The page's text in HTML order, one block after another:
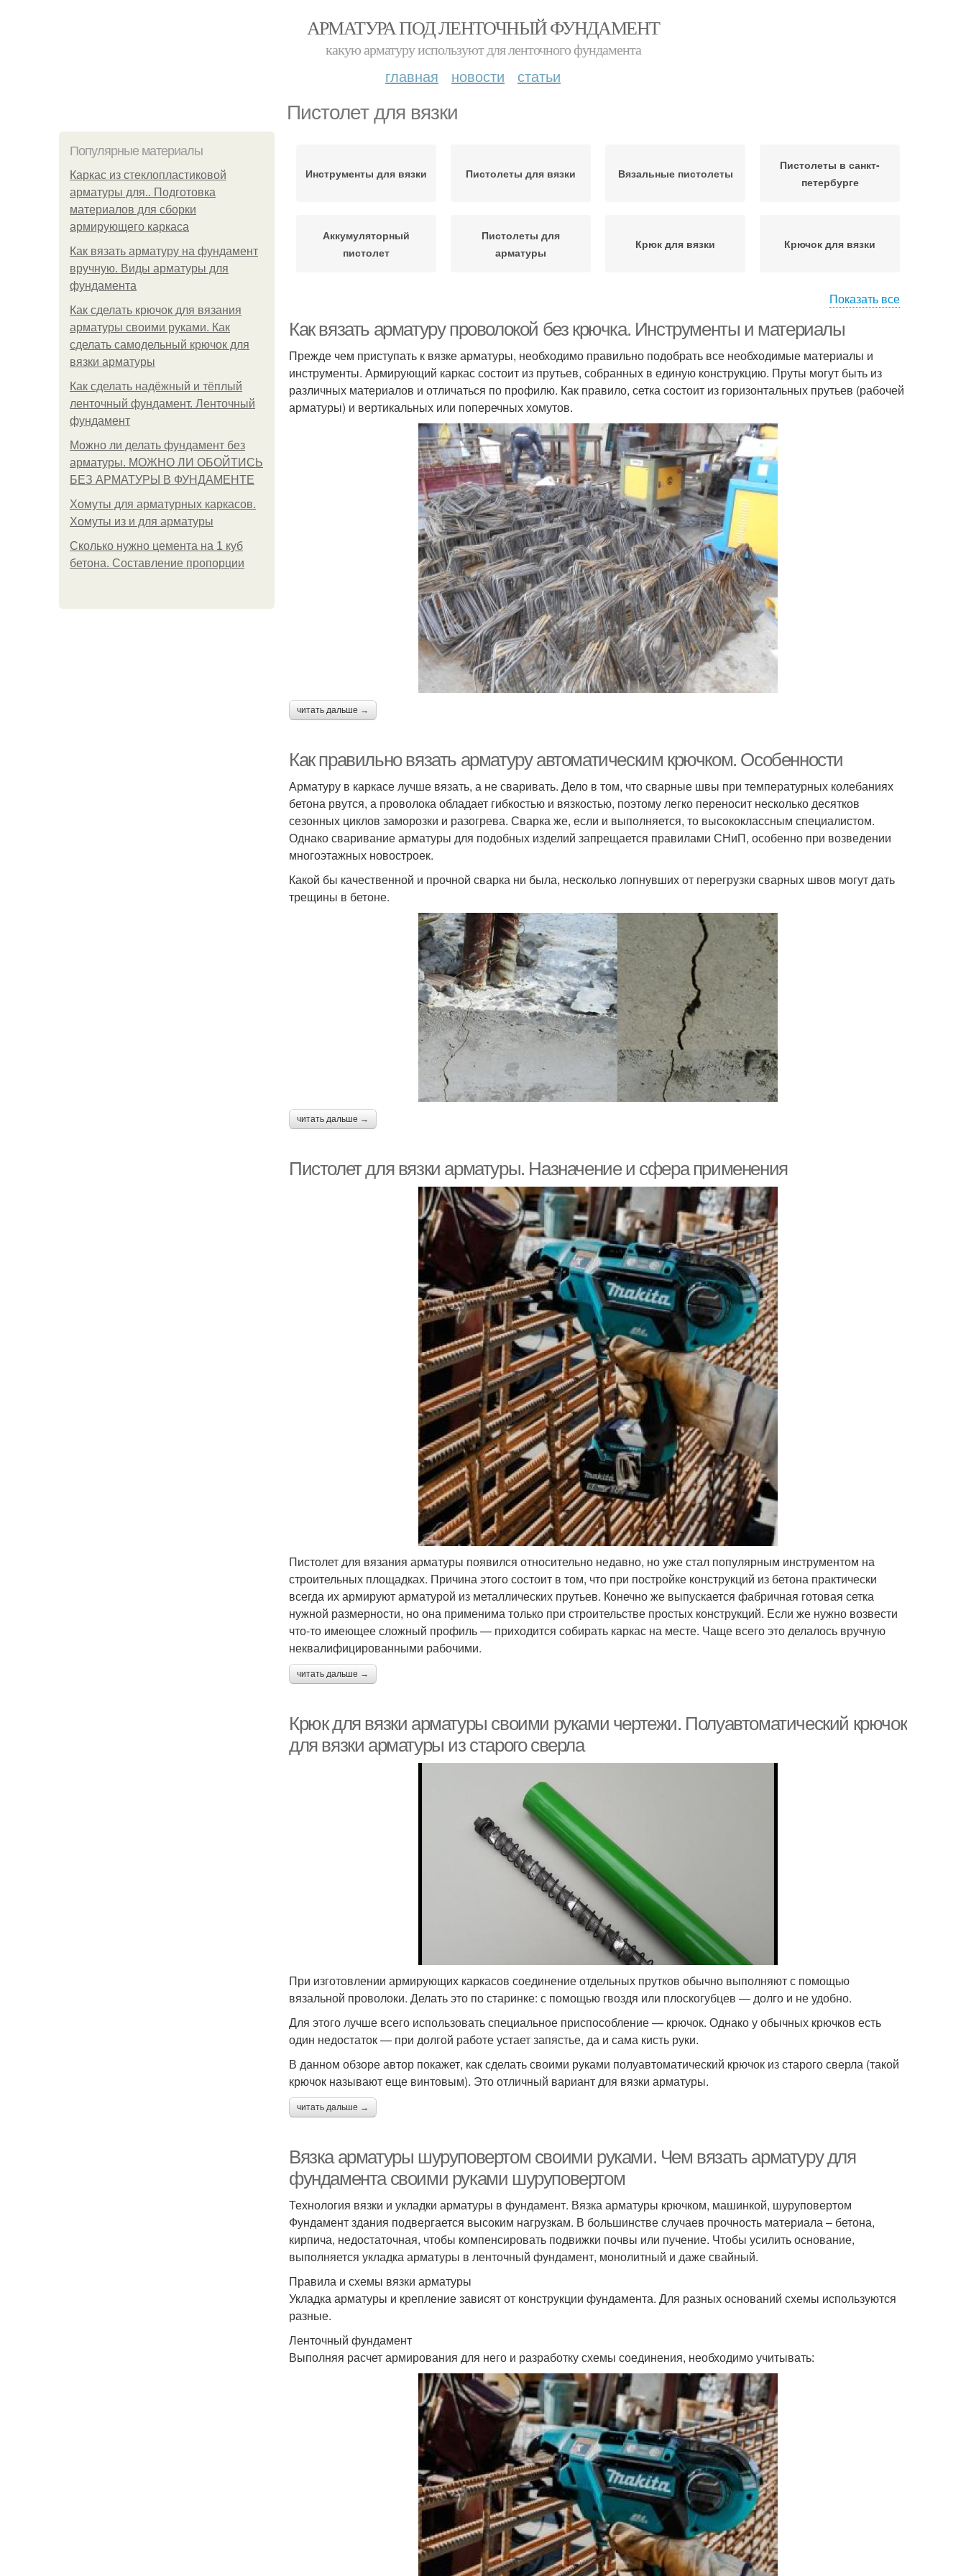
АРМАТУРА ПОД ЛЕНТОЧНЫЙ ФУНДАМЕНТ
какую арматуру используют для ленточного фундамента
главная новости статьи
Пистолет для вязки
Популярные материалы
Каркас из стеклопластиковой
арматуры для.. Подготовка
материалов для сборки
армирующего каркаса
Как вязать арматуру на фундамент
вручную. Виды арматуры для
фундамента
Как сделать крючок для вязания
арматуры своими руками. Как
сделать самодельный крючок для
вязки арматуры
Как сделать надёжный и тёплый
ленточный фундамент. Ленточный
фундамент
Можно ли делать фундамент без
арматуры. МОЖНО ЛИ ОБОЙТИСЬ
БЕЗ АРМАТУРЫ В ФУНДАМЕНТЕ
Хомуты для арматурных каркасов.
Хомуты из и для арматуры
Сколько нужно цемента на 1 куб
бетона. Составление пропорции
Инструменты для вязки Пистолеты для вязки Вязальные пистолеты
Пистолеты в санкт-
петербурге
Аккумуляторный
пистолет
Пистолеты для
арматуры
Крюк для вязки Крючок для вязки
Современные
пистолеты
Показать все
Как вязать арматуру проволокой без крючка. Инструменты и материалы
Прежде чем приступать к вязке арматуры, необходимо правильно подобрать все необходимые материалы и
инструменты. Армирующий каркас состоит из прутьев, собранных в единую конструкцию. Пруты могут быть из
различных материалов и отличаться по профилю. Как правило, сетка состоит из горизонтальных прутьев (рабочей
арматуры) и вертикальных или поперечных хомутов.
читать дальше →
Как правильно вязать арматуру автоматическим крючком. Особенности
Арматуру в каркасе лучше вязать, а не сваривать. Дело в том, что сварные швы при температурных колебаниях
бетона рвутся, а проволока обладает гибкостью и вязкостью, поэтому легко переносит несколько десятков
сезонных циклов заморозки и разогрева. Сварка же, если и выполняется, то высококлассным специалистом.
Однако сваривание арматуры для подобных изделий запрещается правилами СНиП, особенно при возведении
многоэтажных новостроек.
Какой бы качественной и прочной сварка ни была, несколько лопнувших от перегрузки сварных швов могут дать
трещины в бетоне.
читать дальше →
Пистолет для вязки арматуры. Назначение и сфера применения
Пистолет для вязания арматуры появился относительно недавно, но уже стал популярным инструментом на
строительных площадках. Причина этого состоит в том, что при постройке конструкций из бетона практически
всегда их армируют арматурой из металлических прутьев. Конечно же выпускается фабричная готовая сетка
нужной размерности, но она применима только при строительстве простых конструкций. Если же нужно возвести
что-то имеющее сложный профиль — приходится собирать каркас на месте. Чаще всего это делалось вручную
неквалифицированными рабочими.
читать дальше →
Крюк для вязки арматуры своими руками чертежи. Полуавтоматический крючок
для вязки арматуры из старого сверла
При изготовлении армирующих каркасов соединение отдельных прутков обычно выполняют с помощью
вязальной проволоки. Делать это по старинке: с помощью гвоздя или плоскогубцев — долго и не удобно.
Для этого лучше всего использовать специальное приспособление — крючок. Однако у обычных крючков есть
один недостаток — при долгой работе устает запястье, да и сама кисть руки.
В данном обзоре автор покажет, как сделать своими руками полуавтоматический крючок из старого сверла (такой
крючок называют еще винтовым). Это отличный вариант для вязки арматуры.
читать дальше →
Вязка арматуры шуруповертом своими руками. Чем вязать арматуру для
фундамента своими руками шуруповертом
Технология вязки и укладки арматуры в фундамент. Вязка арматуры крючком, машинкой, шуруповертом
Фундамент здания подвергается высоким нагрузкам. В большинстве случаев прочность материала – бетона,
кирпича, недостаточная, чтобы компенсировать подвижки почвы или пучение. Чтобы усилить основание,
выполняется укладка арматуры в ленточный фундамент, монолитный и даже свайный.
Правила и схемы вязки арматуры
Укладка арматуры и крепление зависят от конструкции фундамента. Для разных оснований схемы используются
разные.
Ленточный фундамент
Выполняя расчет армирования для него и разработку схемы соединения, необходимо учитывать: